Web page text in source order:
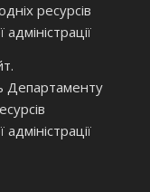
ресурсів
Департаменту